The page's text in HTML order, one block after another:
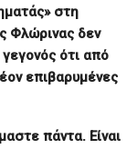
στη
Φλώρινας δεν
ότι από
επιβαρυμένες
πάντα. Είναι